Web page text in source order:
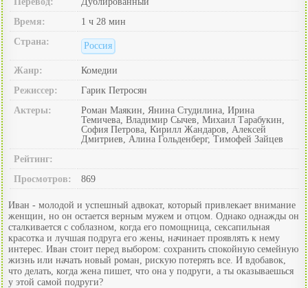
Время:
1 ч 28 мин
Страна:
Россия
Жанр:
Комедии
Режиссер:
Гарик Петросян
Актеры:
Роман Маякин, Янина Студилина, Ирина
Темичева, Владимир Сычев, Михаил Тарабукин,
София Петрова, Кирилл Жандаров, Алексей
Дмитриев, Алина Гольденберг, Тимофей Зайцев
Рейтинг:
Просмотров:
869
Иван - молодой и успешный адвокат, который привлекает внимание
женщин, но он остается верным мужем и отцом. Однако однажды он
сталкивается с соблазном, когда его помощница, сексапильная
красотка и лучшая подруга его жены, начинает проявлять к нему
интерес. Иван стоит перед выбором: сохранить спокойную семейную
жизнь или начать новый роман, рискую потерять все. И вдобавок,
что делать, когда жена пишет, что она у подруги, а ты оказываешься
у этой самой подруги?